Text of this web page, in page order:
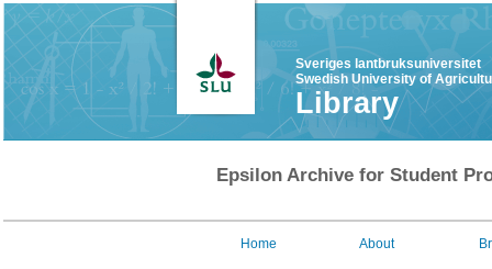
Sveriges lantbruksuniversitet
Swedish University of
Library
Epsilon Archive for Student
Home About